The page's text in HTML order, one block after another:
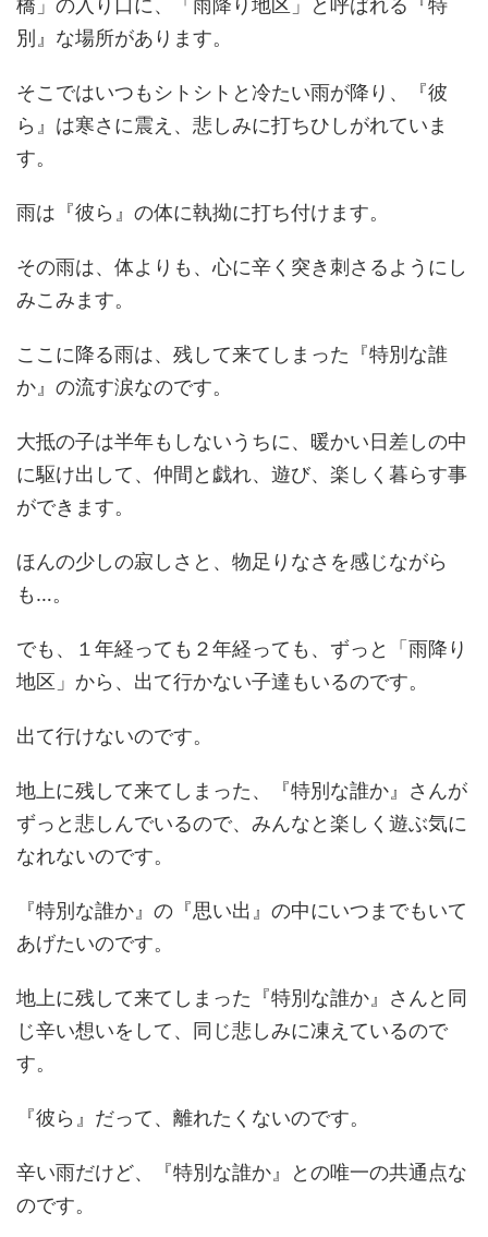
橋」の入り口に、「雨降り地区」と呼ばれる『特
別』な場所があります。
そこではいつもシトシトと冷たい雨が降り、『彼
ら』は寒さに震え、悲しみに打ちひしがれていま
す。
雨は『彼ら』の体に執拗に打ち付けます。
その雨は、体よりも、心に辛く突き刺さるようにし
みこみます。
ここに降る雨は、残して来てしまった『特別な誰
か』の流す涙なのです。
大抵の子は半年もしないうちに、暖かい日差しの中
に駆け出して、仲間と戯れ、遊び、楽しく暮らす事
ができます。
ほんの少しの寂しさと、物足りなさを感じながら
も…。
でも、１年経っても２年経っても、ずっと「雨降り
地区」から、出て行かない子達もいるのです。
出て行けないのです。
地上に残して来てしまった、『特別な誰か』さんが
ずっと悲しんでいるので、みんなと楽しく遊ぶ気に
なれないのです。
『特別な誰か』の『思い出』の中にいつまでもいて
あげたいのです。
地上に残して来てしまった『特別な誰か』さんと同
じ辛い想いをして、同じ悲しみに凍えているので
す。
『彼ら』だって、離れたくないのです。
辛い雨だけど、『特別な誰か』との唯一の共通点な
のです。